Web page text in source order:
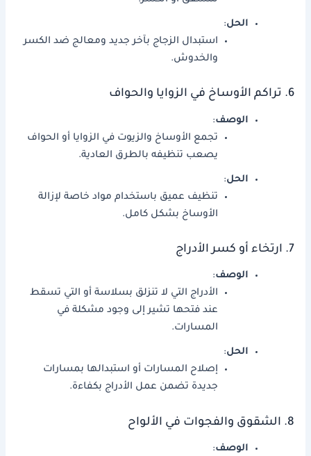
الحل:
استبدال الزجاج بآخر جديد ومعالج ضد الكسر
والخدوش.
6. تراكم الأوساخ في الزوايا والحواف
الوصف:
تجمع الأوساخ والزيوت في الزوايا أو الحواف
يصعب تنظيفه بالطرق العادية.
الحل:
تنظيف عميق باستخدام مواد خاصة لإزالة
الأوساخ بشكل كامل.
7. ارتخاء أو كسر الأدراج
الوصف:
الأدراج التي لا تنزلق بسلاسة أو التي تسقط
عند فتحها تشير إلى وجود مشكلة في
المسارات.
الحل:
إصلاح المسارات أو استبدالها بمسارات
جديدة تضمن عمل الأدراج بكفاءة.
8. الشقوق والفجوات في الألواح
الوصف: